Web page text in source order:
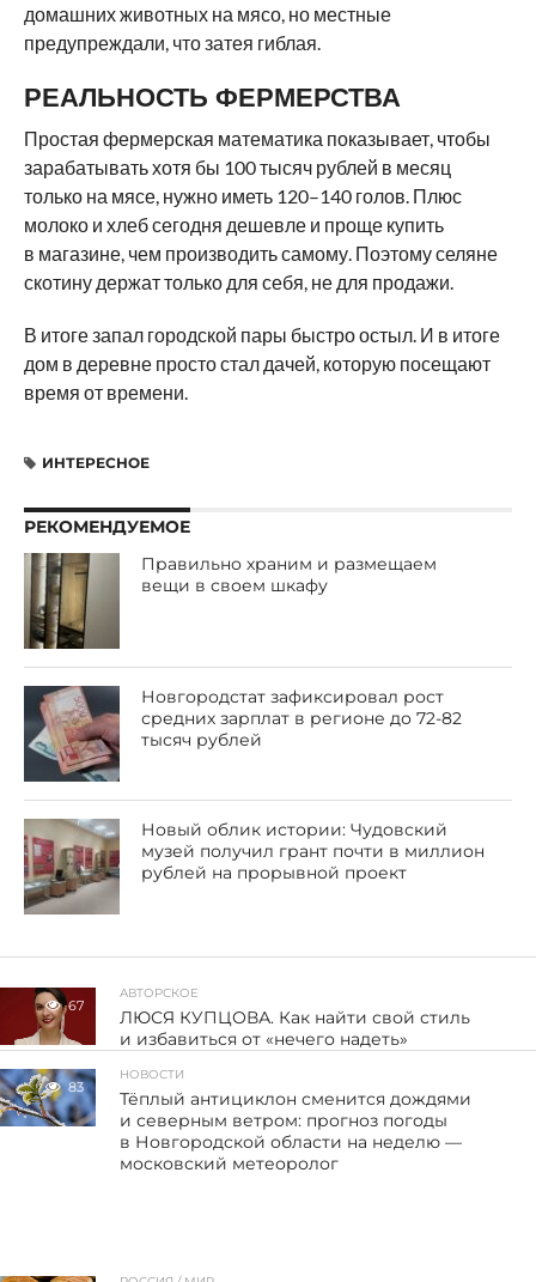
домашних животных на мясо, но местные
предупреждали, что затея гиблая.
РЕАЛЬНОСТЬ ФЕРМЕРСТВА
Простая фермерская математика показывает, чтобы
зарабатывать хотя бы 100 тысяч рублей в месяц
только на мясе, нужно иметь 120–140 голов. Плюс
молоко и хлеб сегодня дешевле и проще купить
в магазине, чем производить самому. Поэтому селяне
скотину держат только для себя, не для продажи.
В итоге запал городской пары быстро остыл. И в итоге
дом в деревне просто стал дачей, которую посещают
время от времени.
ИНТЕРЕСНОЕ
РЕКОМЕНДУЕМОЕ
Правильно храним и размещаем
вещи в своем шкафу
Новгородстат зафиксировал рост
средних зарплат в регионе до 72-82
тысяч рублей
Новый облик истории: Чудовский
музей получил грант почти в миллион
рублей на прорывной проект
67
АВТОРСКОЕ
ЛЮСЯ КУПЦОВА. Как найти свой стиль
и избавиться от «нечего надеть»
83
НОВОСТИ
Тёплый антициклон сменится дождями
и северным ветром: прогноз погоды
в Новгородской области на неделю —
московский метеоролог